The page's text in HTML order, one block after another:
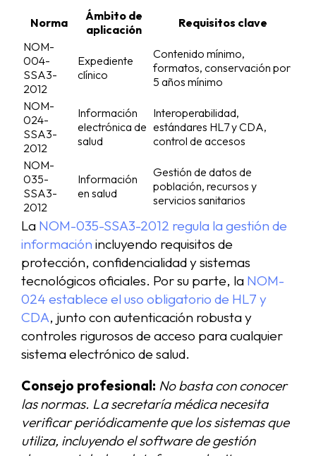
Norma
Ámbito de
aplicación
Requisitos clave
NOM-
004-
SSA3-
2012
Expediente
clínico
Contenido mínimo,
formatos, conservación por
5 años mínimo
NOM-
024-
SSA3-
2012
Información
electrónica de
salud
Interoperabilidad,
estándares HL7 y CDA,
control de accesos
NOM-
035-
SSA3-
2012
Información
en salud
Gestión de datos de
población, recursos y
servicios sanitarios
La NOM-035-SSA3-2012 regula la gestión de
información incluyendo requisitos de
protección, confidencialidad y sistemas
tecnológicos oficiales. Por su parte, la NOM-
024 establece el uso obligatorio de HL7 y
CDA, junto con autenticación robusta y
controles rigurosos de acceso para cualquier
sistema electrónico de salud.
Consejo profesional: No basta con conocer
las normas. La secretaría médica necesita
verificar periódicamente que los sistemas que
utiliza, incluyendo el software de gestión